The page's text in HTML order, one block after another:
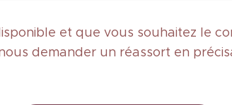
et que vous souhaitez le
demander un réassort en